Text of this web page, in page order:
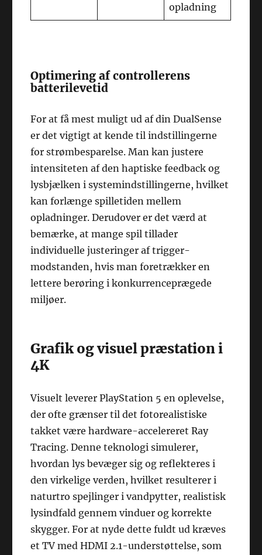
opladning
Optimering af controllerens
batterilevetid
For at få mest muligt ud af din DualSense
er det vigtigt at kende til indstillingerne
for strømbesparelse. Man kan justere
intensiteten af den haptiske feedback og
lysbjælken i systemindstillingerne, hvilket
kan forlænge spilletiden mellem
opladninger. Derudover er det værd at
bemærke, at mange spil tillader
individuelle justeringer af trigger-
modstanden, hvis man foretrækker en
lettere berøring i konkurrenceprægede
miljøer.
Grafik og visuel præstation i
4K
Visuelt leverer PlayStation 5 en oplevelse,
der ofte grænser til det fotorealistiske
takket være hardware-accelereret Ray
Tracing. Denne teknologi simulerer,
hvordan lys bevæger sig og reflekteres i
den virkelige verden, hvilket resulterer i
naturtro spejlinger i vandpytter, realistisk
lysindfald gennem vinduer og korrekte
skygger. For at nyde dette fuldt ud kræves
et TV med HDMI 2.1-understøttelse, som